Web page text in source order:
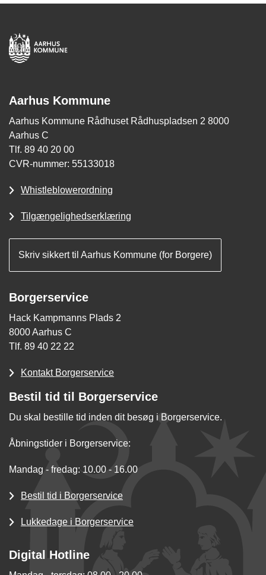
Aarhus Kommune
Aarhus Kommune Rådhuset Rådhuspladsen 2 8000
Aarhus C
Tlf. 89 40 20 00
CVR-nummer: 55133018
Whistleblowerordning
Tilgængelighedserklæring
Skriv sikkert til Aarhus Kommune (for Borgere)
Borgerservice
Hack Kampmanns Plads 2
8000 Aarhus C
Tlf. 89 40 22 22
Kontakt Borgerservice
Bestil tid til Borgerservice
Du skal bestille tid inden dit besøg i Borgerservice.
Åbningstider i Borgerservice:
Mandag - fredag: 10.00 - 16.00
Bestil tid i Borgerservice
Lukkedage i Borgerservice
Digital Hotline